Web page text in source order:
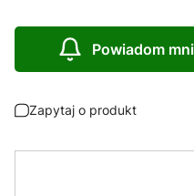
Powiadom
Zapytaj o produkt